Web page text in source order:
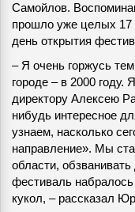
Самойлов.
прошло уже целых 17
день открытия
– Я очень горжусь
городе – в 2000
директору Алексею
нибудь интересное
узнаем, насколько
направление». Мы
области,
фестиваль
кукол, – рассказал